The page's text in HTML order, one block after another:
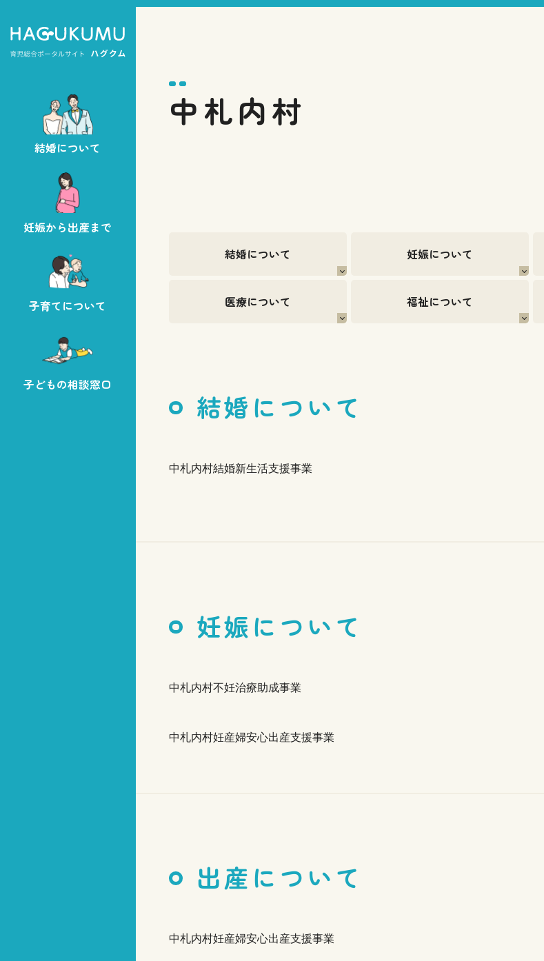
結婚について
妊娠から出産まで
子育てについて
子どもの相談窓口
中札内村
結婚について 妊娠について
医療について 福祉について
結婚について
中札内村結婚新生活支援事業
妊娠について
中札内村不妊治療助成事業
中札内村妊産婦安心出産支援事業
出産について
中札内村妊産婦安心出産支援事業